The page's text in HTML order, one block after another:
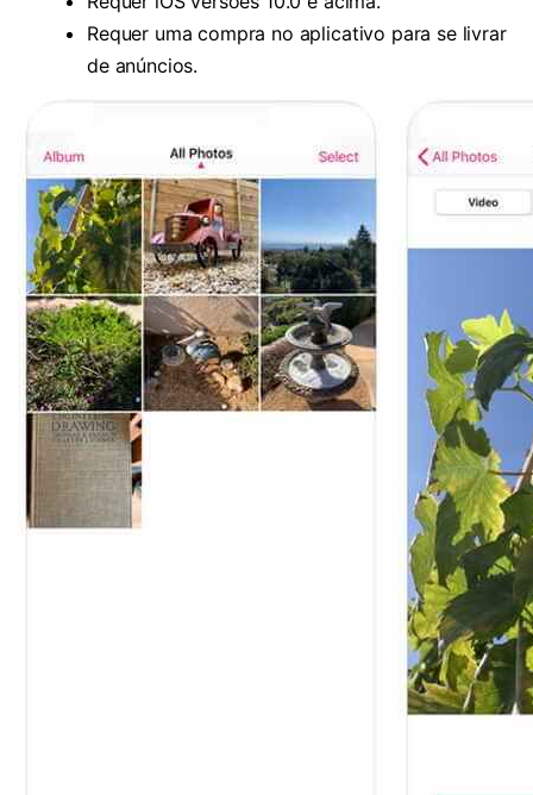
Requer uma compra no aplicativo para se livrar
de anúncios.